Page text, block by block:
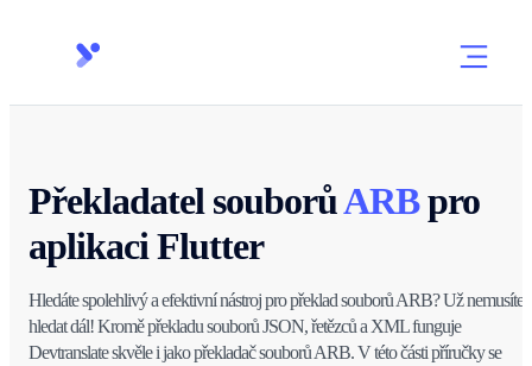
Překladatel souborůARBpro
aplikaci Flutter
Hledáte spolehlivý a efektivní nástroj pro překlad souborů ARB? Už nemusíte
hledat dál! Kromě překladu souborů JSON, řetězců a XML funguje
Devtranslate skvěle i jako překladač souborů ARB. V této části příručky se